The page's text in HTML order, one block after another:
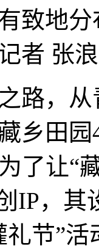
致地
者 张
，从
乡田
了让“
IP，
礼节”